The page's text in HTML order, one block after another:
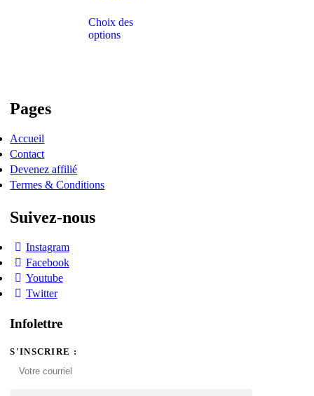
Choix des
options
Pages
Accueil
Contact
Devenez affilié
Termes & Conditions
Suivez-nous
Instagram
Facebook
Youtube
Twitter
Infolettre
S'INSCRIRE :